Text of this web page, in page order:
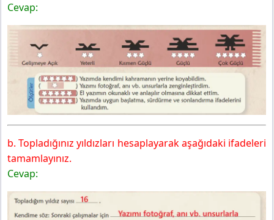
Cevap:
b. Topladığınız yıldızları hesaplayarak aşağıdaki ifadeleri
tamamlayınız.
Cevap: